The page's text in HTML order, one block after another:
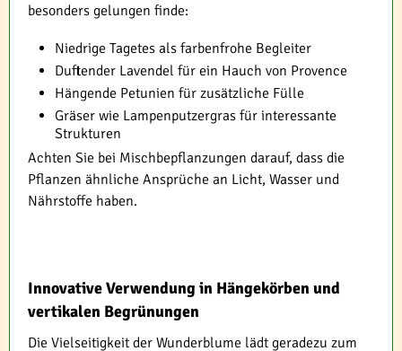
besonders gelungen finde:
Niedrige Tagetes als farbenfrohe Begleiter
Duftender Lavendel für ein Hauch von Provence
Hängende Petunien für zusätzliche Fülle
Gräser wie Lampenputzergras für interessante
Strukturen
Achten Sie bei Mischbepflanzungen darauf, dass die
Pflanzen ähnliche Ansprüche an Licht, Wasser und
Nährstoffe haben.
Innovative Verwendung in Hängekörben und
vertikalen Begrünungen
Die Vielseitigkeit der Wunderblume lädt geradezu zum